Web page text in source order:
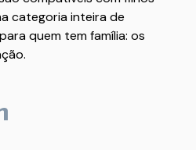
categoria inteira de
quem tem família: os